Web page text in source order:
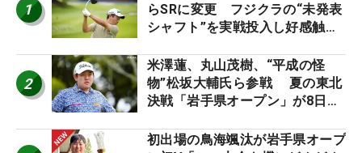
1
らSRに変更 フジクラの“未発表
シャフト”を実戦投入し好感触
ーのヒトネタ！】
2
米澤蓮、丸山茂樹、“平成の怪
物”松坂大輔氏ら参戦 夏の東北
決戦「岩手県オープン」が8日開
初出場の鳥海颯汰が岩手県オープ